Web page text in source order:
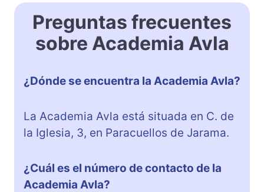
Preguntas frecuentes
sobre Academia Avla
¿Dónde se encuentra la Academia Avla?
La Academia Avla está situada en C. de
la Iglesia, 3, en Paracuellos de Jarama.
¿Cuál es el número de contacto de la
Academia Avla?